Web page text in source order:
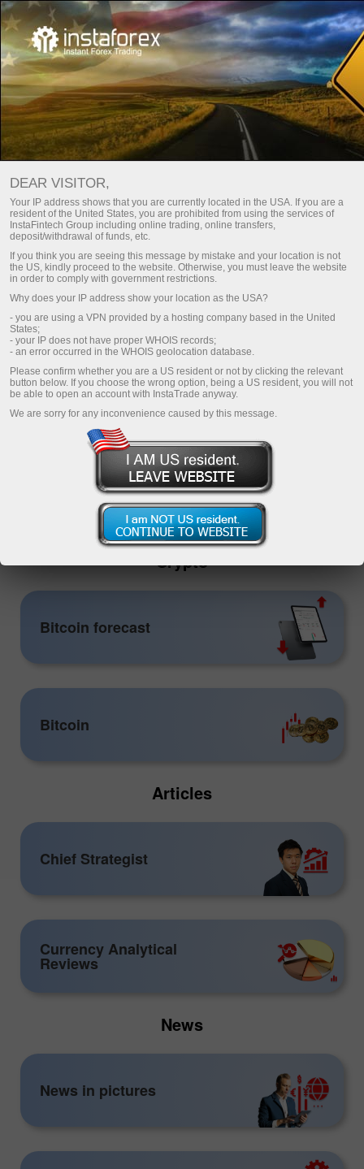
สำหรับเทรดเดอร์ การวิเคราะห์ตลาด Forex
บทวิเคราะห์จากทาง
Forex
We present to your attention the daily updated
Currency analytics section, where you will find
reviews from leading experts in the foreign
exchange markets, up-to-date monitoring of
financial information.
เปิดบัญชีซื้อขาย
เปิดบัญชีเดโม่
Crypto
Bitcoin forecast
Bitcoin
Articles
Chief Strategist
Currency Analytical
Reviews
News
News in pictures
DEAR VISITOR,
Your IP address shows that you are currently located in the USA. If you are a
resident of the United States, you are prohibited from using the services of
InstaFintech Group including online trading, online transfers,
deposit/withdrawal of funds, etc.
If you think you are seeing this message by mistake and your location is not
the US, kindly proceed to the website. Otherwise, you must leave the website
in order to comply with government restrictions.
Why does your IP address show your location as the USA?
- you are using a VPN provided by a hosting company based in the United
States;
- your IP does not have proper WHOIS records;
- an error occurred in the WHOIS geolocation database.
Please confirm whether you are a US resident or not by clicking the relevant
button below. If you choose the wrong option, being a US resident, you will not
be able to open an account with InstaTrade anyway.
We are sorry for any inconvenience caused by this message.